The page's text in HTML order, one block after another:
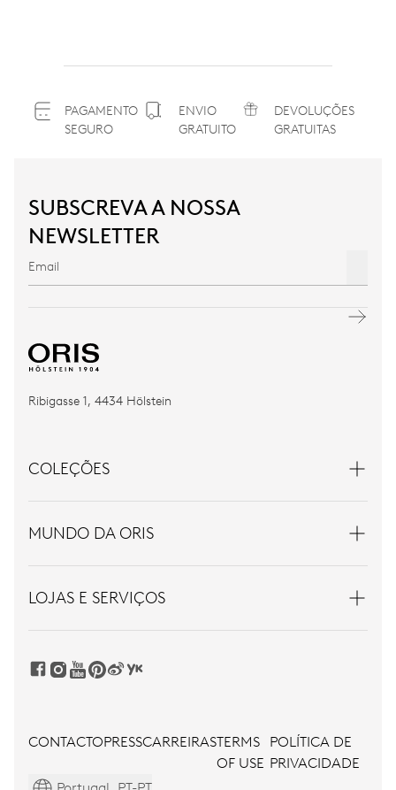
PAGAMENTO
SEGURO
ENVIO
GRATUITO
DEVOLUÇÕES
GRATUITAS
SUBSCREVA A NOSSA
NEWSLETTER
Ribigasse 1, 4434 Hölstein
COLEÇÕES
MUNDO DA ORIS
LOJAS E SERVIÇOS
CONTACTOPRESSCARREIRASTERMS
OF USE
POLÍTICA DE
PRIVACIDADE